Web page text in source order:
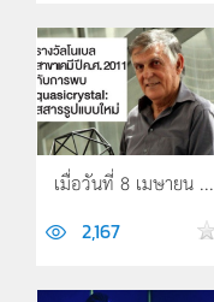
เมื่อวันที่ 8 เมษายน ...
2,167